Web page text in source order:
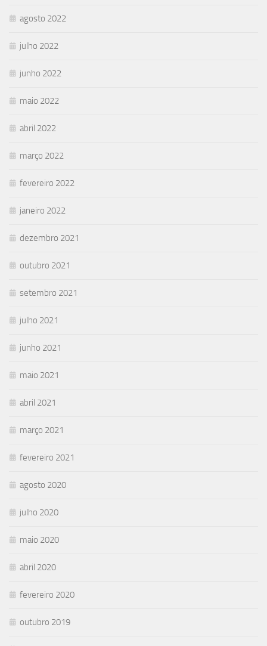
agosto 2022
julho 2022
junho 2022
maio 2022
abril 2022
março 2022
fevereiro 2022
janeiro 2022
dezembro 2021
outubro 2021
setembro 2021
julho 2021
junho 2021
maio 2021
abril 2021
março 2021
fevereiro 2021
agosto 2020
julho 2020
maio 2020
abril 2020
fevereiro 2020
outubro 2019